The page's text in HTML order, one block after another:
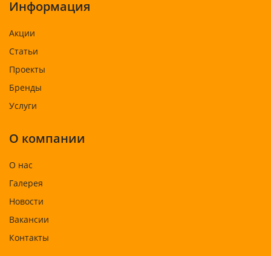
Информация
Акции
Статьи
Проекты
Бренды
Услуги
О компании
О нас
Галерея
Новости
Вакансии
Контакты